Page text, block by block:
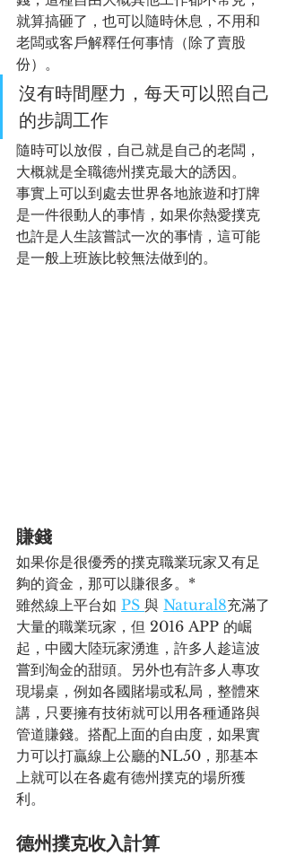
就算搞砸了，也可以隨時休息，不用和
老闆或客戶解釋任何事情（除了賣股
份）。
沒有時間壓力，每天可以照自己
的步調工作
隨時可以放假，自己就是自己的老闆，
大概就是全職德州撲克最大的誘因。
事實上可以到處去世界各地旅遊和打牌
是一件很動人的事情，如果你熱愛撲克
也許是人生該嘗試一次的事情，這可能
是一般上班族比較無法做到的。
賺錢
如果你是很優秀的撲克職業玩家又有足
夠的資金，那可以賺很多。*
雖然線上平台如 PS 與 Natural8充滿了
大量的職業玩家，但 2016 APP 的崛
起，中國大陸玩家湧進，許多人趁這波
嘗到淘金的甜頭。另外也有許多人專攻
現場桌，例如各國賭場或私局，整體來
講，只要擁有技術就可以用各種通路與
管道賺錢。搭配上面的自由度，如果實
力可以打贏線上公廳的NL50，那基本
上就可以在各處有德州撲克的場所獲
利。
德州撲克收入計算